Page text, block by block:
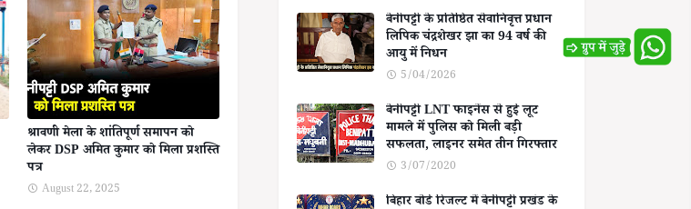
श्रावणी मेला के शांतिपूर्ण समापन को
लेकर DSP अमित कुमार को मिला प्रशस्ति
पत्र
August 22, 2025
बेनीपट्टी के प्रतिष्ठित सेवानिवृत्त प्रधान
लिपिक चंद्रशेखर झा का 94 वर्ष की
आयु में निधन
5/04/2026
बेनीपट्टी LNT फाइनेंस से हुई लूट
मामले में पुलिस को मिली बड़ी
सफलता, लाइनर समेत तीन गिरफ्तार
3/07/2020
बिहार बोर्ड रिजल्ट में बेनीपट्टी प्रखंड के